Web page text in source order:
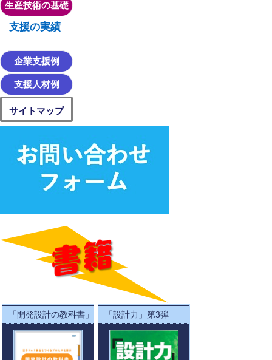
生産技術の基礎
支援の実績
企業支援例
支援人材例
サイトマップ
「開発設計の教科書」 「設計力」第3弾